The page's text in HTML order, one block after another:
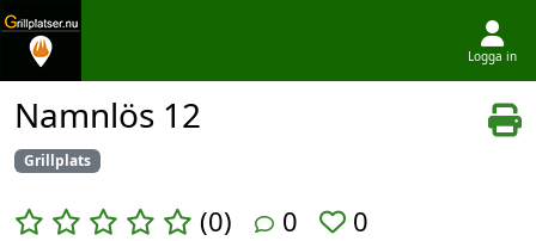
Logga in
Namnlös 12
Grillplats
(0) 0 0